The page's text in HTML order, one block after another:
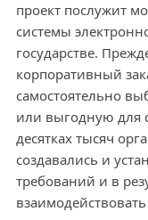
проект послужит
системы
государстве.
корпоративный
самостоятельно
или выгодную для
десятках тысяч
создавались и
требований и в